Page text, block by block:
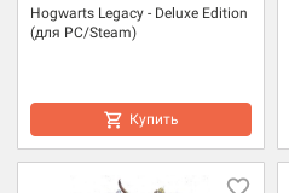
Hogwarts Legacy - Deluxe Edition
(для PC/Steam)
Купить